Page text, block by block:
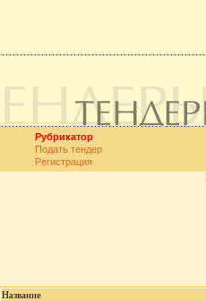
Рубрикатор
Подать тендер
Регистрация
Название